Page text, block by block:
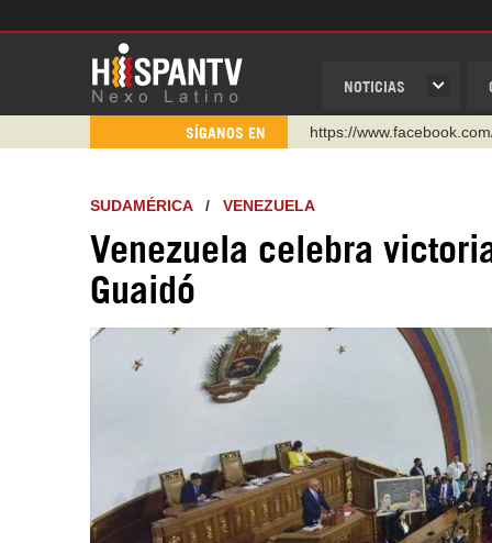
NOTICIAS
SÍGANOS EN
https://
https://
https://t.me/hispantvcanal
https://urmedium.com/c/
SUDAMÉRICA/ VENEZUELA
Venezuela celebra
Guaidó